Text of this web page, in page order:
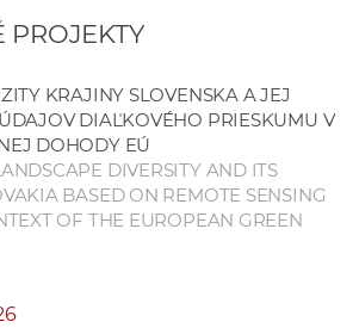
í
o
c
h
PROJEKTY
KRAJINY SLOVENSKA A JEJ
DIAĽKOVÉHO PRIESKUMU V
DOHODY EÚ
DIVERSITY AND ITS
BASED ON REMOTE SENSING
OF THE EUROPEAN GREEN